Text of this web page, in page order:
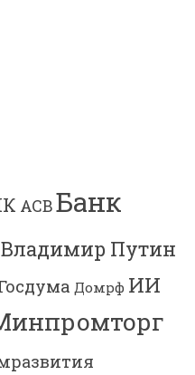
АСВБанк
Владимир Путин
Домрф ИИ